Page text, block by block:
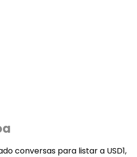
conversas para listar a USD1,